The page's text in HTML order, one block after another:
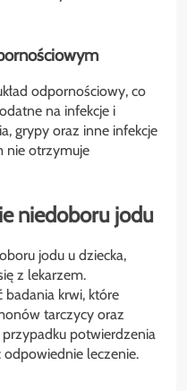
odpornościowy, co
na infekcje i
grypy oraz inne infekcje
nie otrzymuje
niedoboru jodu
jodu u dziecka,
z lekarzem.
krwi, które
tarczycy oraz
potwierdzenia
leczenie.